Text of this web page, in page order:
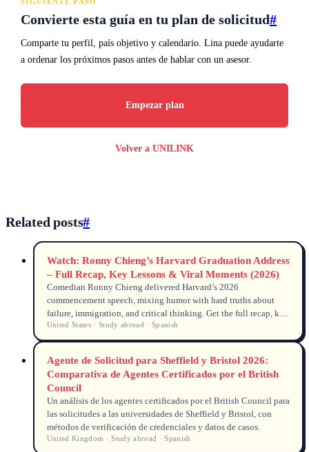
Convierte esta guía en tu plan de solicitud#
Comparte tu perfil, país objetivo y calendario. Lina puede ayudarte
a ordenar los próximos pasos antes de hablar con un asesor.
Empezar plan
Volver a UNILINK
Related posts#
Watch: Ronny Chieng’s Harvard Graduation Address
– Full Recap, Key Lessons & Viral Moments (2026)
Comedian Ronny Chieng delivered Harvard’s 2026
commencement speech, mixing humor with hard truths about
failure, immigration, and critical thinking. Get the full recap, key
quotes, viewing stats, and why his message resonates with
international students.
United States · Study abroad · Spanish
Agente de Solicitud para Sheffield y Bristol 2026:
Comparativa de Agentes Certificados por el British
Council
Un análisis de los agentes certificados por el British Council para
las solicitudes a las universidades de Sheffield y Bristol, con
métodos de verificación de credenciales y datos de casos.
United Kingdom · Study abroad · Spanish